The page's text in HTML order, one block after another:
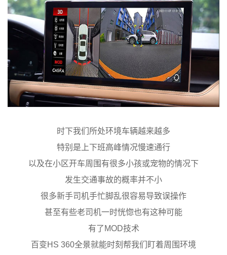
时下我们所处环境车辆越来越多
特别是上下班高峰情况慢速通行
以及在小区开车周围有很多小孩或宠物的情况下
发生交通事故的概率并不小
很多新手司机手忙脚乱很容易导致误操作
甚至有些老司机一时恍惚也有这种可能
有了MOD技术
百变HS 360全景就能时刻帮我们盯着周围环境